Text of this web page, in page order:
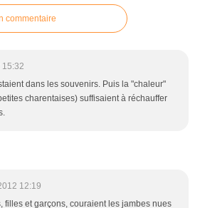
commentaire
dans les souvenirs. Puis la "chaleur"
charentaises) suffisaient à réchauffer
12:19
filles et garçons, couraient les jambes nues